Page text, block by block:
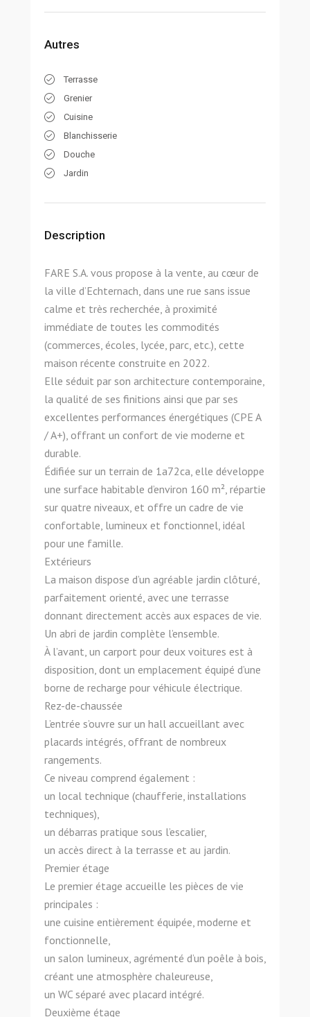
Autres
Terrasse
Grenier
Cuisine
Blanchisserie
Douche
Jardin
Description
FARE S.A. vous propose à la vente, au cœur de
la ville d’Echternach, dans une rue sans issue
calme et très recherchée, à proximité
immédiate de toutes les commodités
(commerces, écoles, lycée, parc, etc.), cette
maison récente construite en 2022.
Elle séduit par son architecture contemporaine,
la qualité de ses finitions ainsi que par ses
excellentes performances énergétiques (CPE A
/ A+), offrant un confort de vie moderne et
durable.
Édifiée sur un terrain de 1a72ca, elle développe
une surface habitable d’environ 160 m², répartie
sur quatre niveaux, et offre un cadre de vie
confortable, lumineux et fonctionnel, idéal
pour une famille.
Extérieurs
La maison dispose d’un agréable jardin clôturé,
parfaitement orienté, avec une terrasse
donnant directement accès aux espaces de vie.
Un abri de jardin complète l’ensemble.
À l’avant, un carport pour deux voitures est à
disposition, dont un emplacement équipé d’une
borne de recharge pour véhicule électrique.
Rez-de-chaussée
L’entrée s’ouvre sur un hall accueillant avec
placards intégrés, offrant de nombreux
rangements.
Ce niveau comprend également :
un local technique (chaufferie, installations
techniques),
un débarras pratique sous l’escalier,
un accès direct à la terrasse et au jardin.
Premier étage
Le premier étage accueille les pièces de vie
principales :
une cuisine entièrement équipée, moderne et
fonctionnelle,
un salon lumineux, agrémenté d’un poêle à bois,
créant une atmosphère chaleureuse,
un WC séparé avec placard intégré.
Deuxième étage